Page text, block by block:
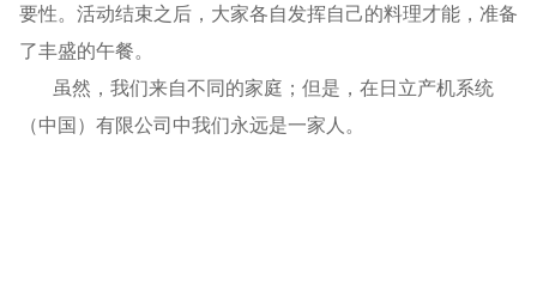
要性。活动结束之后，大家各自发挥自己的料理才能，准备
了丰盛的午餐。
虽然，我们来自不同的家庭；但是，在日立产机系统
（中国）有限公司中我们永远是一家人。